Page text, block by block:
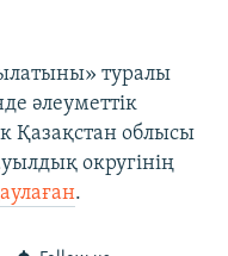
туралы
әлеуметтік
Қазақстан облысы
округінің
.